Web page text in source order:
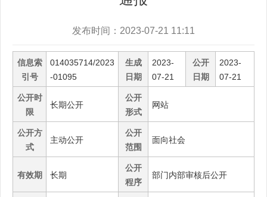
发布时间：2023-07-21 11:11
信息索
引号
014035714/2023
-01095
生成
日期
2023-
07-21
公开
日期
2023-
07-21
公开时
限
长期公开
公开
形式
网站
公开方
式
主动公开
公开
范围
面向社会
有效期 长期
公开
程序
部门内部审核后公开